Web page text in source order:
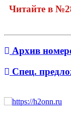
Читайте в
Архив
Спец.